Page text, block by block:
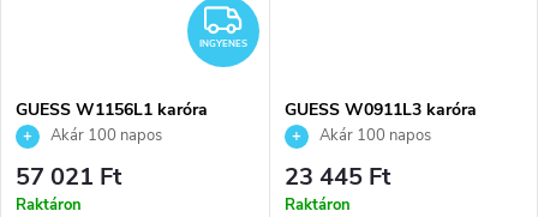
INGYENES
INGYENES
GUESS W1156L1 karóra
Akár 100 napos
visszaküldési lehetőség. Hivatalos
márkakereskedő.
57 021 Ft
Raktáron
GUESS W0911L3 karóra
Akár 100 napos
visszaküldési lehetőség. Hivatalos
márkakereskedő.
23 445 Ft
Raktáron